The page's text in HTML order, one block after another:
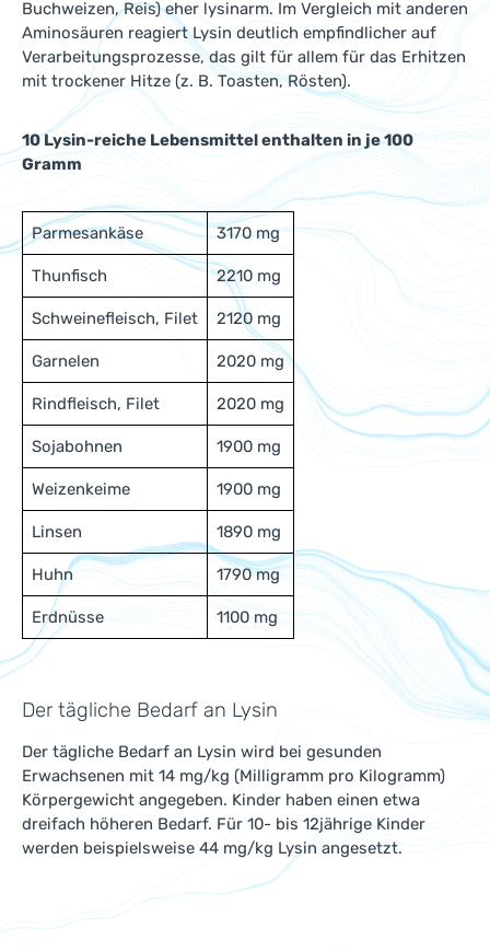
Buchweizen, Reis) eher lysinarm. Im Vergleich mit anderen
Aminosäuren reagiert Lysin deutlich empfindlicher auf
Verarbeitungsprozesse, das gilt für allem für das Erhitzen
mit trockener Hitze (z. B. Toasten, Rösten).
10 Lysin-reiche Lebensmittel enthalten in je 100
Gramm
Parmesankäse 3170 mg
Thunfisch 2210 mg
Schweinefleisch, Filet 2120 mg
Garnelen 2020 mg
Rindfleisch, Filet 2020 mg
Sojabohnen 1900 mg
Weizenkeime 1900 mg
Linsen 1890 mg
Huhn 1790 mg
Erdnüsse 1100 mg
Der tägliche Bedarf an Lysin
Der tägliche Bedarf an Lysin wird bei gesunden
Erwachsenen mit 14 mg/kg (Milligramm pro Kilogramm)
Körpergewicht angegeben. Kinder haben einen etwa
dreifach höheren Bedarf. Für 10- bis 12jährige Kinder
werden beispielsweise 44 mg/kg Lysin angesetzt.